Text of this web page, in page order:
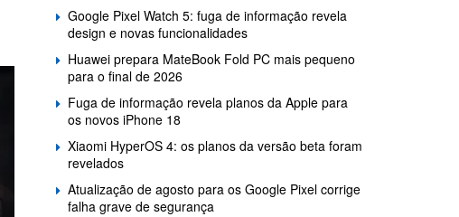
Google Pixel Watch 5: fuga de informação revela
design e novas funcionalidades
Huawei prepara MateBook Fold PC mais pequeno
para o final de 2026
Fuga de informação revela planos da Apple para
os novos iPhone 18
Xiaomi HyperOS 4: os planos da versão beta foram
revelados
Atualização de agosto para os Google Pixel corrige
falha grave de segurança